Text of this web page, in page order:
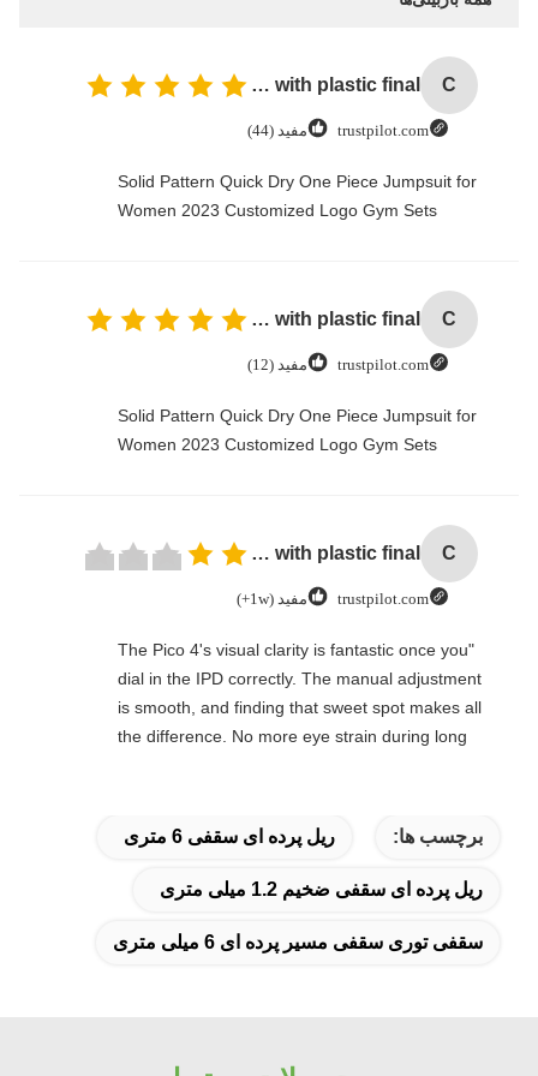
C
Cheap price 28mm Aluminium Curtain Rod 1.2mm thickness with plastic final
trustpilot.com مفید (44)
Solid Pattern Quick Dry One Piece Jumpsuit for
Women 2023 Customized Logo Gym Sets
C
Cheap price 28mm Aluminium Curtain Rod 1.2mm thickness with plastic final
trustpilot.com مفید (12)
Solid Pattern Quick Dry One Piece Jumpsuit for
Women 2023 Customized Logo Gym Sets
C
Cheap price 28mm Aluminium Curtain Rod 1.2mm thickness with plastic final
trustpilot.com مفید (1w+)
"The Pico 4's visual clarity is fantastic once you
dial in the IPD correctly. The manual adjustment
is smooth, and finding that sweet spot makes all
the difference. No more eye strain during long
manual adjustment is smooth, and finding that
sweet spot makes all the difference. No more eye
taking the time to set it up properly!""The Pico 4's
برچسب ها: ریل پرده ای سقفی 6 متری
ریل پرده ای سقفی ضخیم 1.2 میلی متری
سقفی توری سقفی مسیر پرده ای 6 میلی متری